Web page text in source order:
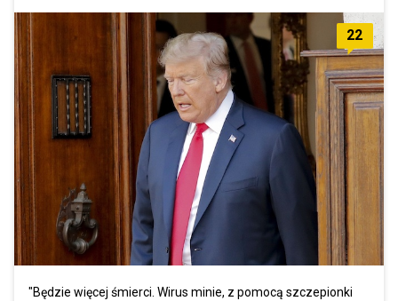
22
"Będzie więcej śmierci. Wirus minie, z pomocą szczepionki